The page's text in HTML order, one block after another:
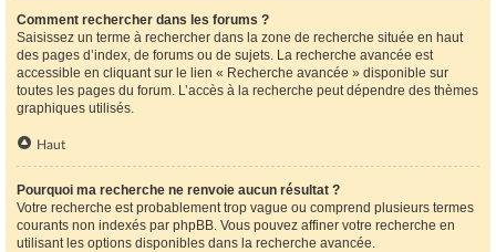
Comment rechercher dans les forums ?
Saisissez un terme à rechercher dans la zone de recherche située en haut
des pages d’index, de forums ou de sujets. La recherche avancée est
accessible en cliquant sur le lien « Recherche avancée » disponible sur
toutes les pages du forum. L’accès à la recherche peut dépendre des thèmes
graphiques utilisés.
Haut
Pourquoi ma recherche ne renvoie aucun résultat ?
Votre recherche est probablement trop vague ou comprend plusieurs termes
courants non indexés par phpBB. Vous pouvez affiner votre recherche en
utilisant les options disponibles dans la recherche avancée.